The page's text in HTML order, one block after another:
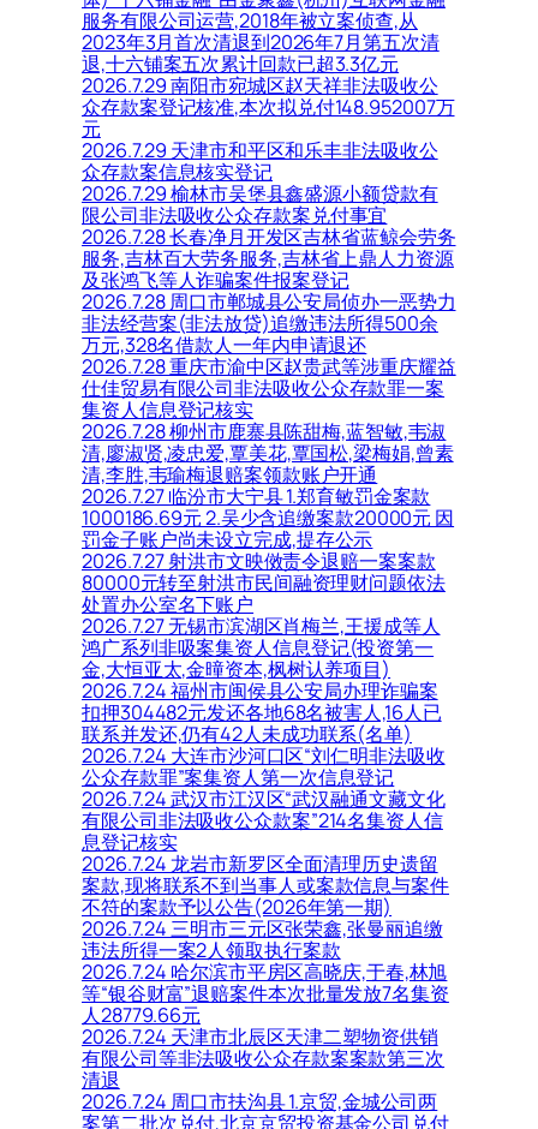
服务有限公司运营,2018年被立案侦查,从
2023年3月首次清退到2026年7月第五次清
退,十六铺案五次累计回款已超3.3亿元
2026.7.29 南阳市宛城区赵天祥非法吸收公
众存款案登记核准,本次拟兑付148.952007万
元
2026.7.29 天津市和平区和乐丰非法吸收公
众存款案信息核实登记
2026.7.29 榆林市吴堡县鑫盛源小额贷款有
限公司非法吸收公众存款案兑付事宜
2026.7.28 长春净月开发区吉林省蓝鲸会劳务
服务,吉林百大劳务服务,吉林省上鼎人力资源
及张鸿飞等人诈骗案件报案登记
2026.7.28 周口市郸城县公安局侦办一恶势力
非法经营案(非法放贷)追缴违法所得500余
万元,328名借款人一年内申请退还
2026.7.28 重庆市渝中区赵贵武等涉重庆耀益
仕佳贸易有限公司非法吸收公众存款罪一案
集资人信息登记核实
2026.7.28 柳州市鹿寨县陈甜梅,蓝智敏,韦淑
清,廖淑贤,凌忠爱,覃美花,覃国松,梁梅娟,曾素
清,李胜,韦瑜梅退赔案领款账户开通
2026.7.27 临汾市大宁县 1.郑育敏罚金案款
1000186.69元 2.吴少含追缴案款20000元 因
罚金子账户尚未设立完成,提存公示
2026.7.27 射洪市文映傚责令退赔一案案款
80000元转至射洪市民间融资理财问题依法
处置办公室名下账户
2026.7.27 无锡市滨湖区肖梅兰,王援成等人
鸿广系列非吸案集资人信息登记(投资第一
金,大恒亚太,金曈资本,枫树认养项目)
2026.7.24 福州市闽侯县公安局办理诈骗案
扣押304482元发还各地68名被害人,16人已
联系并发还,仍有42人未成功联系(名单)
2026.7.24 大连市沙河口区“刘仁明非法吸收
公众存款罪”案集资人第一次信息登记
2026.7.24 武汉市江汉区“武汉融通文藏文化
有限公司非法吸收公众款案”214名集资人信
息登记核实
2026.7.24 龙岩市新罗区全面清理历史遗留
案款,现将联系不到当事人或案款信息与案件
不符的案款予以公告(2026年第一期)
2026.7.24 三明市三元区张荣鑫,张曼丽追缴
违法所得一案2人领取执行案款
2026.7.24 哈尔滨市平房区高晓庆,于春,林旭
等“银谷财富”退赔案件本次批量发放7名集资
人28779.66元
2026.7.24 天津市北辰区天津二塑物资供销
有限公司等非法吸收公众存款案案款第三次
清退
2026.7.24 周口市扶沟县 1.京贸,金城公司两
案第二批次兑付,北京京贸投资基金公司兑付